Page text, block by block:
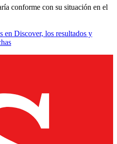
conforme con su situación en el
en Discover, los resultados y